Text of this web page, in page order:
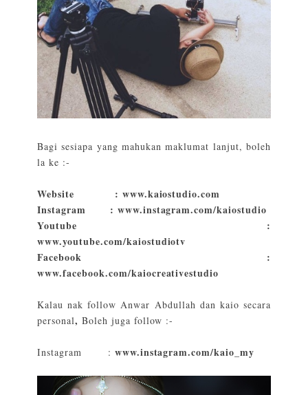
Bagi sesiapa yang mahukan maklumat lanjut, boleh
la ke :-
Website : www.kaiostudio.com
Instagram : www.instagram.com/kaiostudio
Youtube :
www.youtube.com/kaiostudiotv
Facebook :
www.facebook.com/kaiocreativestudio
Kalau nak follow Anwar Abdullah dan kaio secara
personal, Boleh juga follow :-
Instagram : www.instagram.com/kaio_my